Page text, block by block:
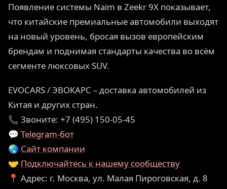
Появление системы Naim в Zeekr 9X показывает,
что китайские премиальные автомобили выходят
на новый уровень, бросая вызов европейским
брендам и поднимая стандарты качества во всём
сегменте люксовых SUV.
EVOCARS / ЭВОКАРС – доставка автомобилей из
Китая и других стран.
📞 Звоните: +7 (495) 150-05-45
💬 Telegram-бот
🌏 Сайт компании
🤝 Подключайтесь к нашему сообществу
📍 Адрес: г. Москва, ул. Малая Пироговская, д. 8